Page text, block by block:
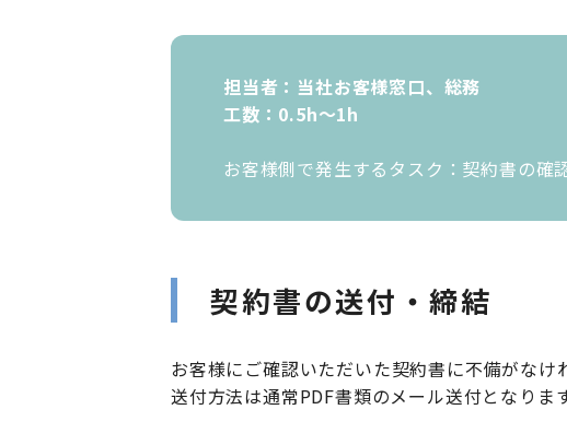
担当者：当社お客様窓口、総務
工数：0.5h〜1h
お客様側で発生するタスク：契約書の確
契約書の送付・締結
お客様にご確認いただいた契約書に不備がなけ
送付方法は通常PDF書類のメール送付となります